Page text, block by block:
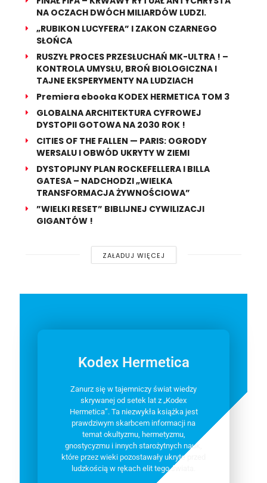
NA OCZACH DWÓCH MILIARDÓW LUDZI.
„RUBIKON LUCYFERA” I ZAKON CZARNEGO
SŁOŃCA
RUSZYŁ PROCES PRZESŁUCHAŃ MK-ULTRA ! –
KONTROLA UMYSŁU, BROŃ BIOLOGICZNA I
TAJNE EKSPERYMENTY NA LUDZIACH
Premiera ebooka KODEX HERMETICA TOM 3
GLOBALNA ARCHITEKTURA CYFROWEJ
DYSTOPII GOTOWA NA 2030 ROK !
CITIES OF THE FALLEN — PARIS: OGRODY
WERSALU I OBWÓD UKRYTY W ZIEMI
DYSTOPIJNY PLAN ROCKEFELLERA I BILLA
GATESA – NADCHODZI „WIELKA
TRANSFORMACJA ŻYWNOŚCIOWA”
”WIELKI RESET” BIBLIJNEJ CYWILIZACJI
GIGANTÓW !
ZAŁADUJ WIĘCEJ
Kodex Hermetica
Zanurz się w tajemniczy świat wiedzy
skrywanej od setek lat z „Kodex
Hermetica”. Ta niezwykła książka jest
prawdziwym skarbcem informacji na
temat okultyzmu, hermetyzmu,
gnostycyzmu i innych starożytnych nauk,
które przez wieki pozostawały ukryte przed
ludzkością w rękach elit tego świata.